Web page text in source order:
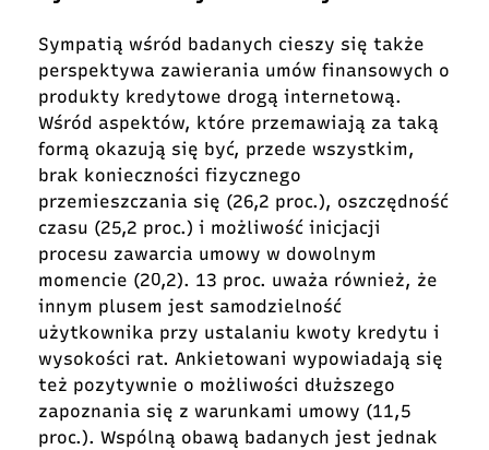
Sympatią wśród badanych cieszy się także
perspektywa zawierania umów finansowych o
produkty kredytowe drogą internetową.
Wśród aspektów, które przemawiają za taką
formą okazują się być, przede wszystkim,
brak konieczności fizycznego
przemieszczania się (26,2 proc.), oszczędność
czasu (25,2 proc.) i możliwość inicjacji
procesu zawarcia umowy w dowolnym
momencie (20,2). 13 proc. uważa również, że
innym plusem jest samodzielność
użytkownika przy ustalaniu kwoty kredytu i
wysokości rat. Ankietowani wypowiadają się
też pozytywnie o możliwości dłuższego
zapoznania się z warunkami umowy (11,5
proc.). Wspólną obawą badanych jest jednak